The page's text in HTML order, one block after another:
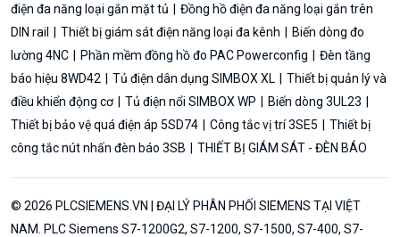
điện đa năng loại gắn mặt tủ
Đồng hồ điện đa năng loại gắn trên
DIN rail
Thiết bị giám sát điện năng loại đa kênh
Biến dòng đo
lường 4NC
Phần mềm đồng hồ đo PAC Powerconfig
Đèn tầng
báo hiệu 8WD42
Tủ điện dân dụng SIMBOX XL
Thiết bị quản lý và
điều khiển động cơ
Tủ điện nổi SIMBOX WP
Biến dòng 3UL23
Thiết bị bảo vệ quá điện áp 5SD74
Công tắc vị trí 3SE5
Thiết bị
công tắc nút nhấn đèn báo 3SB
THIẾT BỊ GIÁM SÁT - ĐÈN BÁO
© 2026 PLCSIEMENS.VN | ĐẠI LÝ PHÂN PHỐI SIEMENS TẠI VIỆT
NAM. PLC Siemens S7-1200G2, S7-1200, S7-1500, S7-400, S7-